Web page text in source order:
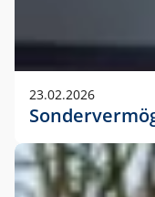
23.02.2026